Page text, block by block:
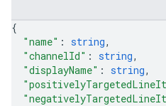
{
"name" : string,
"channelId" : string,
"displayName" : string,